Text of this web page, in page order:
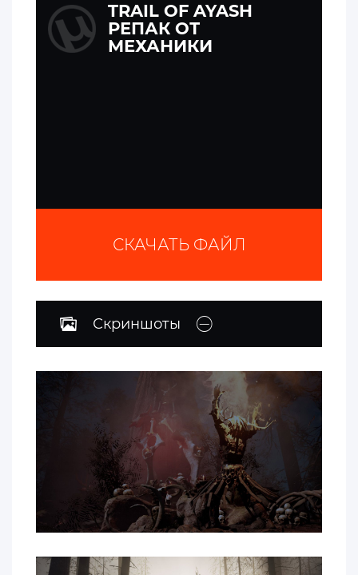
TRAIL OF AYASH
РЕПАК ОТ
МЕХАНИКИ
СКАЧАТЬ ФАЙЛ
Скриншоты